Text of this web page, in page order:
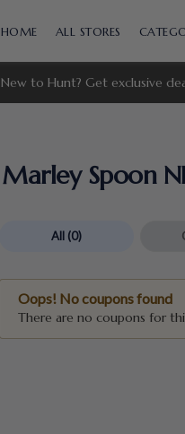
to
HOME ALL STORES
New to Hunt? Get exclusive
Marley Spoon
All (0)
Oops! No coupons found
There are no coupons for